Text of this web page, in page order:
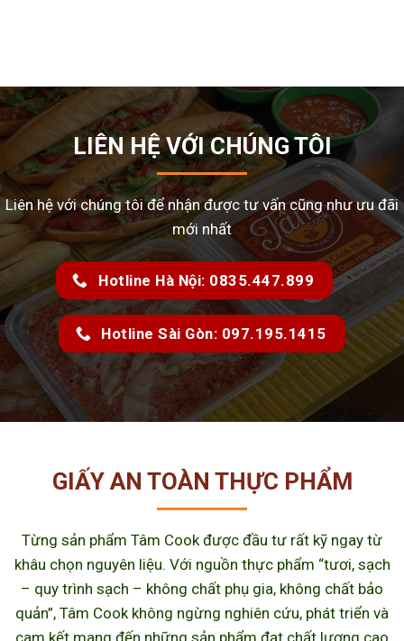
LIÊN HỆ VỚI CHÚNG TÔI
Liên hệ với chúng tôi để nhận được tư vấn cũng như ưu đãi
mới nhất
Hotline Hà Nội: 0835.447.899
Hotline Sài Gòn: 097.195.1415
GIẤY AN TOÀN THỰC PHẨM
Từng sản phẩm Tâm Cook được đầu tư rất kỹ ngay từ
khâu chọn nguyên liệu. Với nguồn thực phẩm “tươi, sạch
– quy trình sạch – không chất phụ gia, không chất bảo
quản”, Tâm Cook không ngừng nghiên cứu, phát triển và